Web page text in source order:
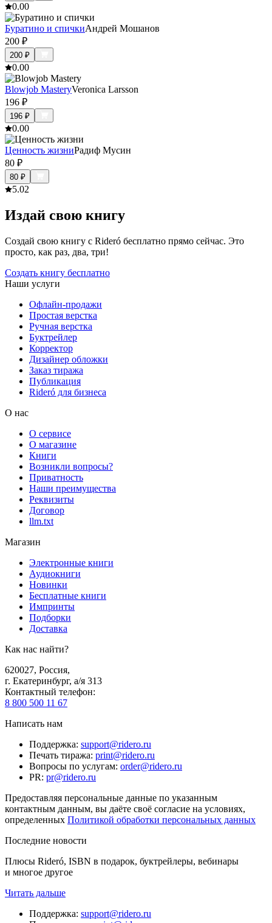
0.00
Буратино и спичкиАндрей Мошанов
200 ₽
200 ₽
0.00
Blowjob MasteryVeronica Larsson
196 ₽
196 ₽
0.00
Ценность жизниРадиф Мусин
80 ₽
80 ₽
5.02
Издай свою книгу
Создай свою книгу с Rideró бесплатно прямо сейчас. Это
просто, как раз, два, три!
Создать книгу бесплатно
Наши услуги
Офлайн-продажи
Простая верстка
Ручная верстка
Буктрейлер
Корректор
Дизайнер обложки
Заказ тиража
Публикация
Rideró для бизнеса
О нас
О сервисе
О магазине
Книги
Возникли вопросы?
Приватность
Наши преимущества
Реквизиты
Договор
llm.txt
Магазин
Электронные книги
Аудиокниги
Новинки
Бесплатные книги
Импринты
Подборки
Доставка
Как нас найти?
620027, Россия,
г. Екатеринбург, а/я 313
Контактный телефон:
8 800 500 11 67
Написать нам
Поддержка: support@ridero.ru
Печать тиража: print@ridero.ru
Вопросы по услугам: order@ridero.ru
PR: pr@ridero.ru
Предоставляя персональные данные по указанным
контактным данным, вы даёте своё согласие на условиях,
определенных Политикой обработки персональных данных
Последние новости
Плюсы Rideró, ISBN в подарок, буктрейлеры, вебинары
и многое другое
Читать дальше
Поддержка: support@ridero.ru